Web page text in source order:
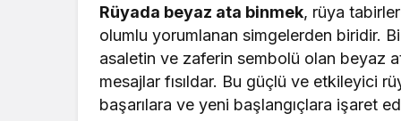
Rüyada beyaz ata binmek, rüya
olumlu yorumlanan simgelerden biridir.
asaletin ve zaferin sembolü olan beyaz
mesajlar fısıldar. Bu güçlü ve etkileyici
başarılara ve yeni başlangıçlara işaret